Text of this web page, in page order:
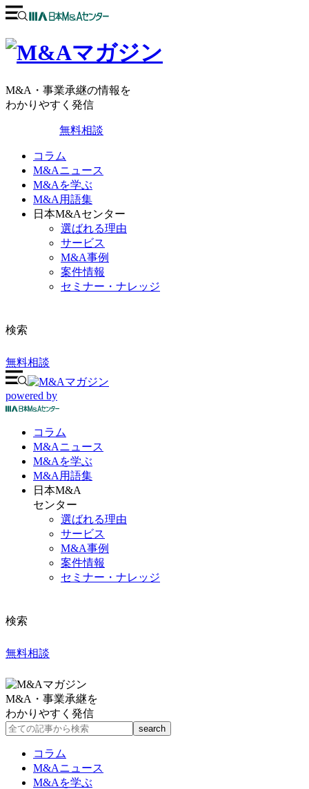
M&A・事業承継の情報を
わかりやすく発信
無料相談
コラム
M&Aニュース
M&Aを学ぶ
M&A用語集
日本M&Aセンター
選ばれる理由
サービス
M&A事例
案件情報
セミナー・ナレッジ
検索
無料相談
powered by
コラム
M&Aニュース
M&Aを学ぶ
M&A 用語集
日本M&A
センター
選ばれる理由
サービス
M&A事例
案件情報
セミナー・ナレッジ
検索
無料相談
M&A・事業承継を
わかりやすく発信
コラム
M&Aニュース
M&Aを学ぶ